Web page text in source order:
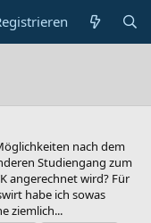
nach dem
Studiengang zum
angerechnet wird? Für
habe ich sowas
ziemlich...